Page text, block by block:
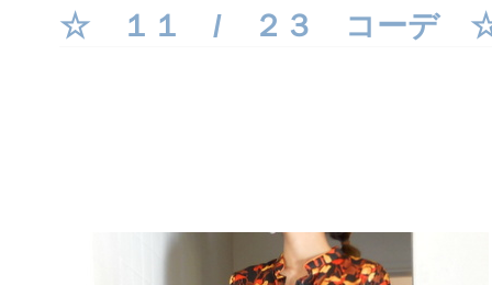
デ
☆
☆ １１ / ２３ コーデ